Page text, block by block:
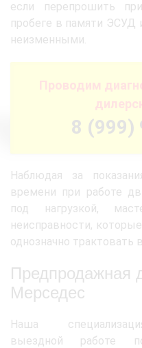
если перепрошить
пробеге в памяти ЭСУД
неизменными.
Проводим
8 (999)
Наблюдая за
времени при работе
под нагрузкой,
неисправности,
однозначно трактовать
Предпродажная
Мерседес
Наша
выездной работе